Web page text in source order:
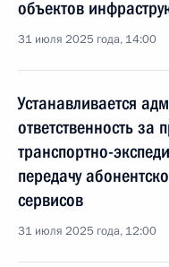
объектов
31 июля 2025 года, 14:00
Устанавливается
ответственность
транспортно-
передачу
сервисов
31 июля 2025 года, 12:00